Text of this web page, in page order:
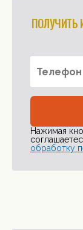
ПОЛУЧИТЬ
Нажимая
обработку